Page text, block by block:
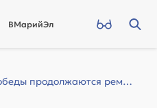
ВМарийЭл
В ДК имени ХХХ-летия Победы продолжаются ремонтные работы